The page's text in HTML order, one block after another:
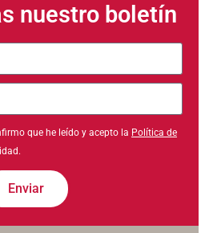
nuestro boletín
que he leído y acepto la Política de
Enviar